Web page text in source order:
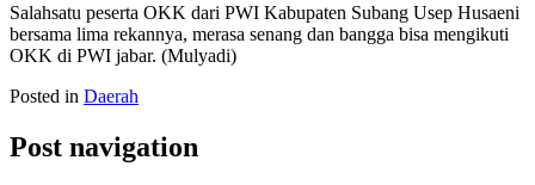
Salahsatu peserta OKK dari PWI Kabupaten Subang Usep Husaeni
bersama lima rekannya, merasa senang dan bangga bisa mengikuti
OKK di PWI jabar. (Mulyadi)
Posted in Daerah
Post navigation